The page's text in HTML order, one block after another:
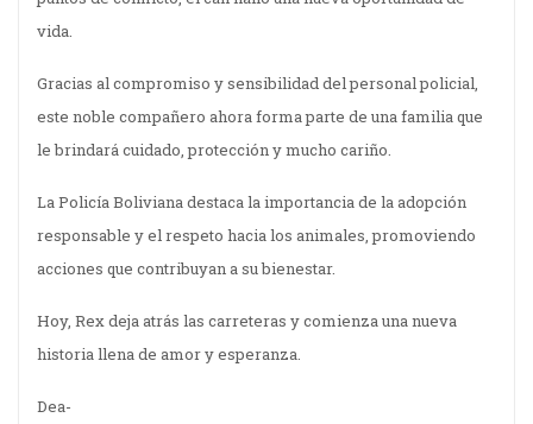
vida.
Gracias al compromiso y sensibilidad del personal policial,
este noble compañero ahora forma parte de una familia que
le brindará cuidado, protección y mucho cariño.
La Policía Boliviana destaca la importancia de la adopción
responsable y el respeto hacia los animales, promoviendo
acciones que contribuyan a su bienestar.
Hoy, Rex deja atrás las carreteras y comienza una nueva
historia llena de amor y esperanza.
Dea-